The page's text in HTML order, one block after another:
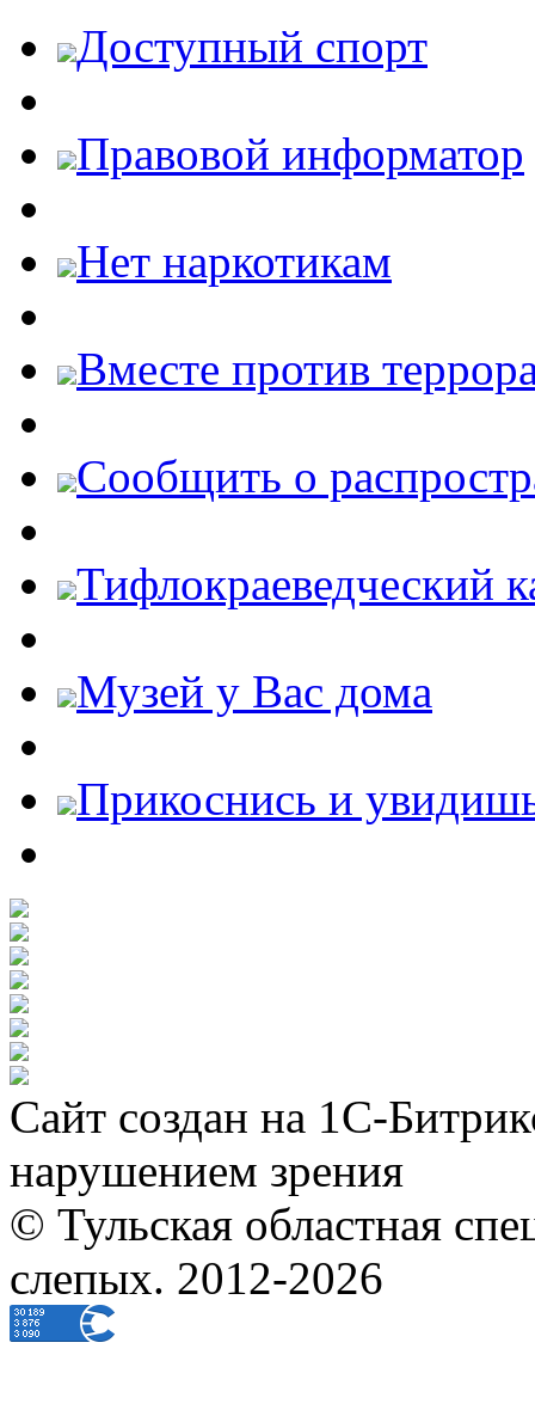
Доступный спорт
Правовой информатор
Нет наркотикам
Вместе против
Cообщить о
Тифлокраеведческий
Музей у Вас дома
Прикоснись и
Сайт создан на 1С-
нарушением зрения
© Тульская областная
слепых. 2012-2026